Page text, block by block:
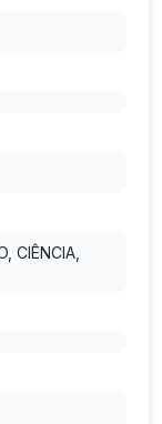
CIÊNCIA,